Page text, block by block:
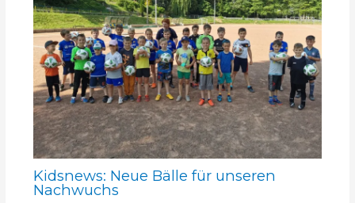
Kidsnews: Neue Bälle für unseren
Nachwuchs